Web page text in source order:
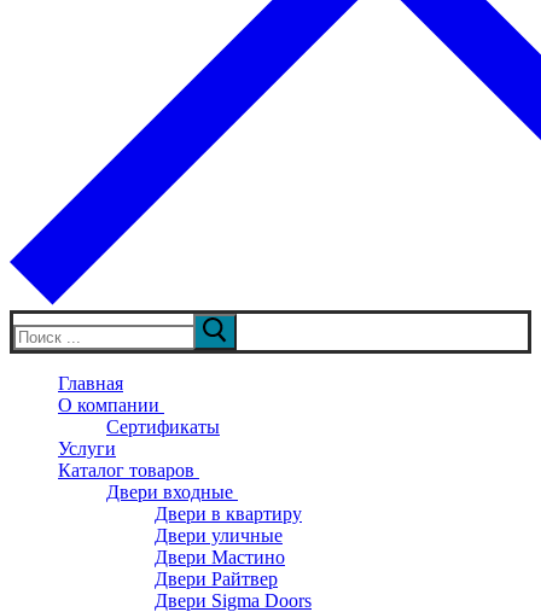
Искать:
Главная
О компании
Сертификаты
Услуги
Каталог товаров
Двери входные
Двери в квартиру
Двери уличные
Двери Мастино
Двери Райтвер
Двери Sigma Doors